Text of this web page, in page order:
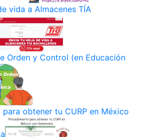
vida a Almacenes TÍA
Orden y Control (en Educación
obtener tu CURP en México